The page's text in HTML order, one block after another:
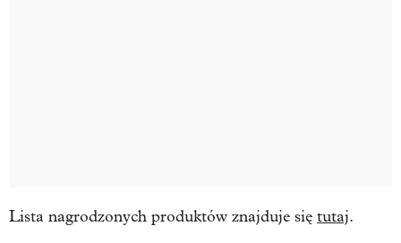
Lista nagrodzonych produktów znajduje się tutaj.